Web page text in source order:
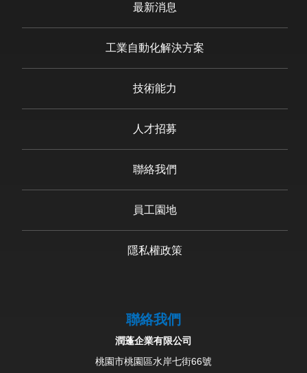
最新消息
工業自動化解決方案
技術能力
人才招募
聯絡我們
員工園地
隱私權政策
聯絡我們
潤蓬企業有限公司
桃園市桃園區水岸七街66號